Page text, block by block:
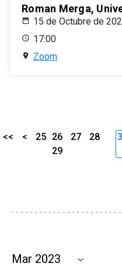
Roman Merga,
15 de Octubre de
17:00
Zoom
<< < 25 26 27
28
29